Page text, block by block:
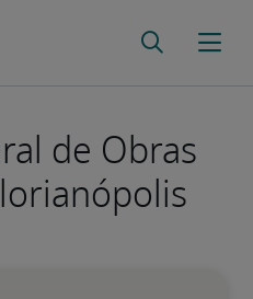
de Obras